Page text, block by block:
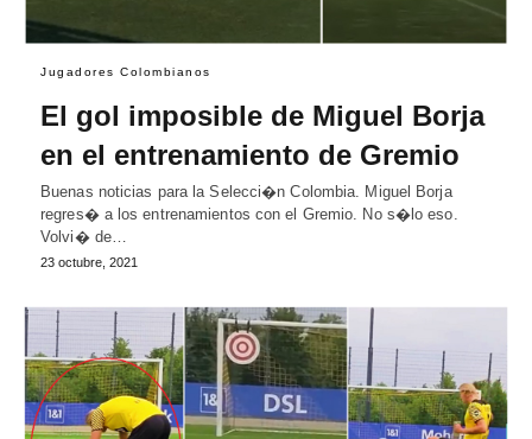
Jugadores Colombianos
El gol imposible de Miguel Borja
en el entrenamiento de Gremio
Buenas noticias para la Selecci�n Colombia. Miguel Borja
regres� a los entrenamientos con el Gremio. No s�lo eso.
Volvi� de…
23 octubre, 2021